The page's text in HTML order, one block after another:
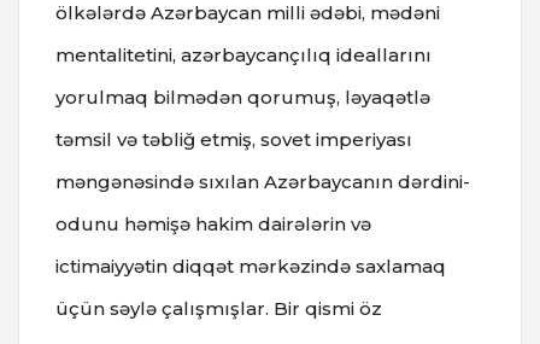
ölkələrdə Azərbaycan milli ədəbi, mədəni
mentalitetini, azərbaycançılıq ideallarını
yorulmaq bilmədən qorumuş, ləyaqətlə
təmsil və təbliğ etmiş, sovet imperiyası
məngənəsində sıxılan Azərbaycanın dərdini-
odunu həmişə hakim dairələrin və
ictimaiyyətin diqqət mərkəzində saxlamaq
üçün səylə çalışmışlar. Bir qismi öz